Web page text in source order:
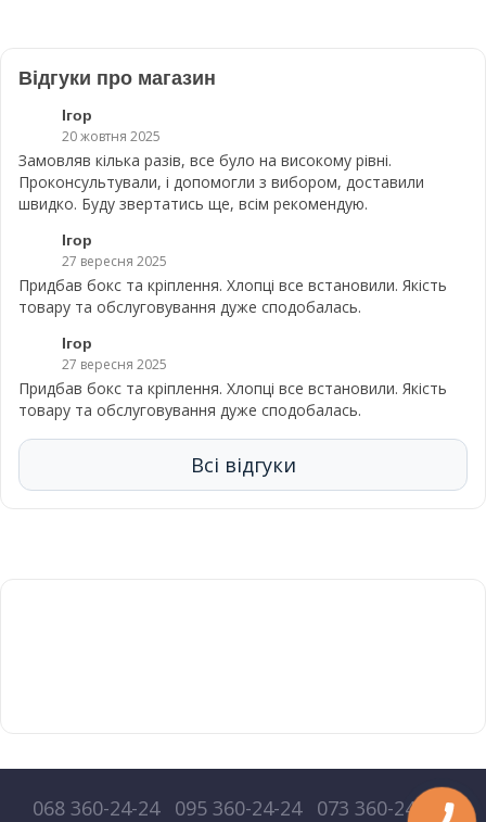
Відгуки про магазин
Ігор
20 жовтня 2025
Замовляв кілька разів, все було на високому рівні.
Проконсультували, і допомогли з вибором, доставили
швидко. Буду звертатись ще, всім рекомендую.
Ігор
27 вересня 2025
Придбав бокс та кріплення. Хлопці все встановили. Якість
товару та обслуговування дуже сподобалась.
Ігор
27 вересня 2025
Придбав бокс та кріплення. Хлопці все встановили. Якість
товару та обслуговування дуже сподобалась.
Всі відгуки
068 360-24-24 095 360-24-24 073 360-24-24